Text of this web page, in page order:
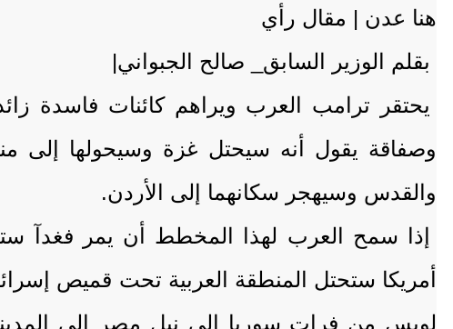
هنا عدن | مقال رأي
بقلم الوزير السابق_ صالح الجبواني|
‏يحتقر ترامب العرب ويراهم كائنات فاسدة
وصفاقة يقول أنه سيحتل غزة وسيحولها إلى
والقدس وسيهجر سكانهما إلى الأردن.
إذا سمح العرب لهذا المخطط أن يمر فغدآ
أمريكا ستحتل المنطقة العربية تحت قميص